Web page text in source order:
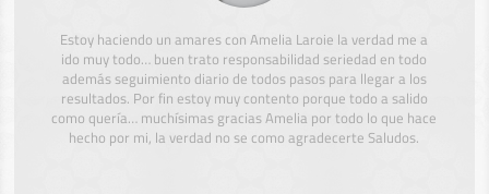
Estoy haciendo un amares con Amelia Laroie la verdad me a
ido muy todo… buen trato responsabilidad seriedad en todo
además seguimiento diario de todos pasos para llegar a los
resultados. Por fin estoy muy contento porque todo a salido
como quería… muchísimas gracias Amelia por todo lo que hace
hecho por mi, la verdad no se como agradecerte Saludos.